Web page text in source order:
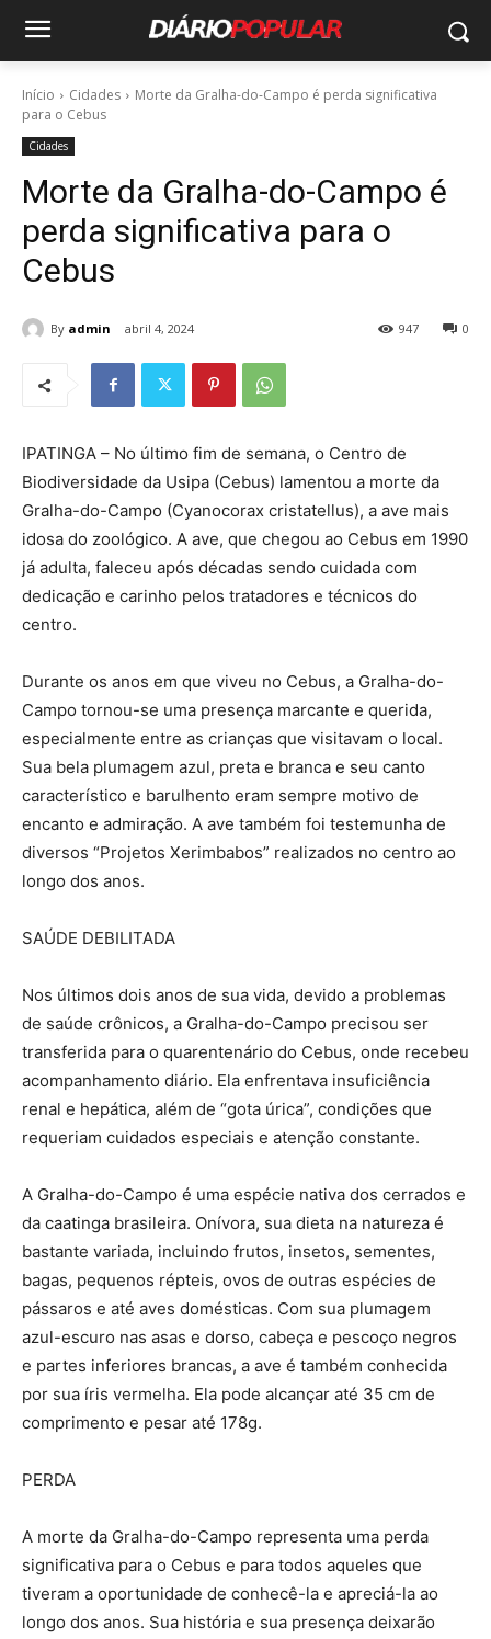
Início Cidades
Morte da Gralha-do-Campo é perda significativa
para o Cebus
Cidades
Morte da Gralha-do-Campo é
perda significativa para o
Cebus
By admin abril 4, 2024 0
947
IPATINGA – No último fim de semana, o Centro de
Biodiversidade da Usipa (Cebus) lamentou a morte da
Gralha-do-Campo (Cyanocorax cristatellus), a ave mais
idosa do zoológico. A ave, que chegou ao Cebus em 1990
já adulta, faleceu após décadas sendo cuidada com
dedicação e carinho pelos tratadores e técnicos do
centro.
Durante os anos em que viveu no Cebus, a Gralha-do-
Campo tornou-se uma presença marcante e querida,
especialmente entre as crianças que visitavam o local.
Sua bela plumagem azul, preta e branca e seu canto
característico e barulhento eram sempre motivo de
encanto e admiração. A ave também foi testemunha de
diversos “Projetos Xerimbabos” realizados no centro ao
longo dos anos.
SAÚDE DEBILITADA
Nos últimos dois anos de sua vida, devido a problemas
de saúde crônicos, a Gralha-do-Campo precisou ser
transferida para o quarentenário do Cebus, onde recebeu
acompanhamento diário. Ela enfrentava insuficiência
renal e hepática, além de “gota úrica”, condições que
requeriam cuidados especiais e atenção constante.
A Gralha-do-Campo é uma espécie nativa dos cerrados e
da caatinga brasileira. Onívora, sua dieta na natureza é
bastante variada, incluindo frutos, insetos, sementes,
bagas, pequenos répteis, ovos de outras espécies de
pássaros e até aves domésticas. Com sua plumagem
azul-escuro nas asas e dorso, cabeça e pescoço negros
e partes inferiores brancas, a ave é também conhecida
por sua íris vermelha. Ela pode alcançar até 35 cm de
comprimento e pesar até 178g.
PERDA
A morte da Gralha-do-Campo representa uma perda
significativa para o Cebus e para todos aqueles que
tiveram a oportunidade de conhecê-la e apreciá-la ao
longo dos anos. Sua história e sua presença deixarão